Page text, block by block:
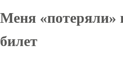
Меня «потеряли»
билет